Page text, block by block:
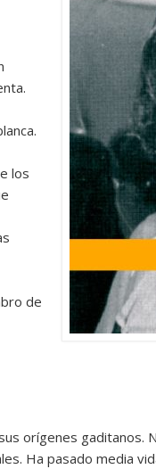
los
de
orígenes gaditanos.
Ha pasado media